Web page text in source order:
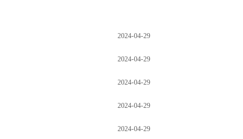
2024-04-29
2024-04-29
2024-04-29
2024-04-29
2024-04-29